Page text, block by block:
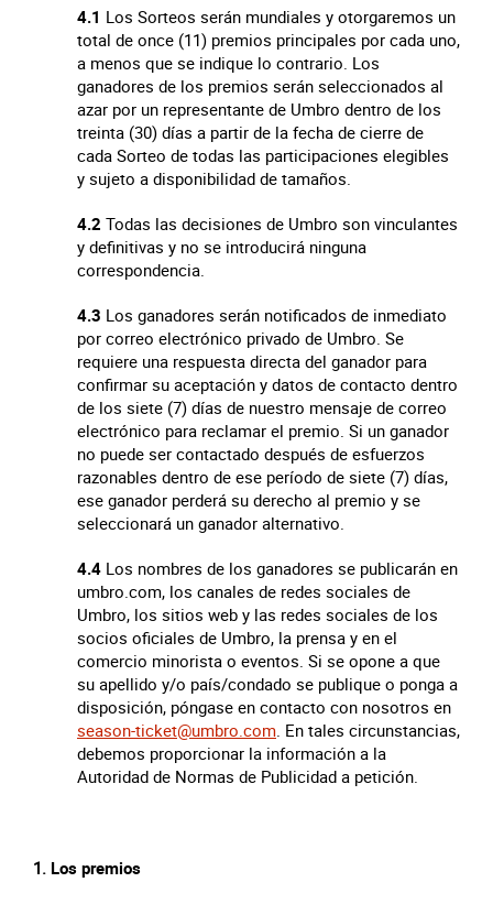
4.1 Los Sorteos serán mundiales y otorgaremos un
total de once (11) premios principales por cada uno,
a menos que se indique lo contrario. Los
ganadores de los premios serán seleccionados al
azar por un representante de Umbro dentro de los
treinta (30) días a partir de la fecha de cierre de
cada Sorteo de todas las participaciones elegibles
y sujeto a disponibilidad de tamaños.
4.2 Todas las decisiones de Umbro son vinculantes
y definitivas y no se introducirá ninguna
correspondencia.
4.3 Los ganadores serán notificados de inmediato
por correo electrónico privado de Umbro. Se
requiere una respuesta directa del ganador para
confirmar su aceptación y datos de contacto dentro
de los siete (7) días de nuestro mensaje de correo
electrónico para reclamar el premio. Si un ganador
no puede ser contactado después de esfuerzos
razonables dentro de ese período de siete (7) días,
ese ganador perderá su derecho al premio y se
seleccionará un ganador alternativo.
4.4 Los nombres de los ganadores se publicarán en
umbro.com, los canales de redes sociales de
Umbro, los sitios web y las redes sociales de los
socios oficiales de Umbro, la prensa y en el
comercio minorista o eventos. Si se opone a que
su apellido y/o país/condado se publique o ponga a
disposición, póngase en contacto con nosotros en
season-ticket@umbro.com. En tales circunstancias,
debemos proporcionar la información a la
Autoridad de Normas de Publicidad a petición.
Los premios